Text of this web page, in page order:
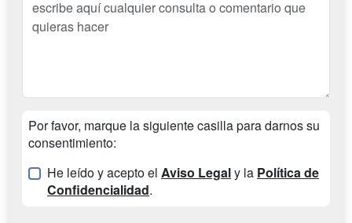
Por favor, marque la siguiente casilla para darnos su
consentimiento:
He leído y acepto el Aviso Legaly la Política de
Confidencialidad.